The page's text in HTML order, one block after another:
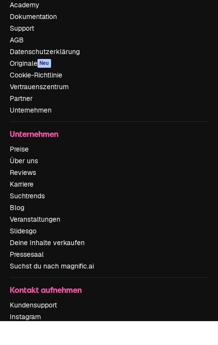
Academy
Dokumentation
Support
AGB
Datenschutzerklärung
Originale Neu
Cookie-Richtlinie
Vertrauenszentrum
Partner
Unternehmen
Unternehmen
Preise
Über uns
Reviews
Karriere
Suchtrends
Blog
Veranstaltungen
Slidesgo
Deine Inhalte verkaufen
Pressesaal
Suchst du nach magnific.ai
Kontakt aufnehmen
Kundensupport
Instagram